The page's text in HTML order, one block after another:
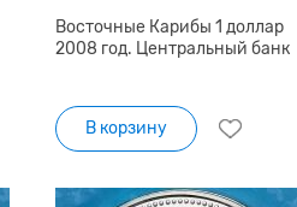
Восточные Карибы 1 доллар
2008 год. Центральный банк
В корзину